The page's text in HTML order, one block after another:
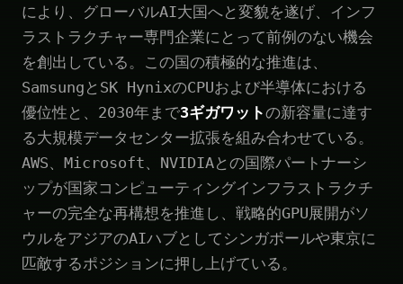
により、グローバルAI大国へと変貌を遂げ、インフ
ラストラクチャー専門企業にとって前例のない機会
を創出している。この国の積極的な推進は、
SamsungとSK HynixのCPUおよび半導体における
優位性と、2030年まで3ギガワットの新容量に達す
る大規模データセンター拡張を組み合わせている。
AWS、Microsoft、NVIDIAとの国際パートナーシ
ップが国家コンピューティングインフラストラクチ
ャーの完全な再構想を推進し、戦略的GPU展開がソ
ウルをアジアのAIハブとしてシンガポールや東京に
匹敵するポジションに押し上げている。